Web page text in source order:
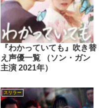
『わかっていても』吹き替
え声優一覧 （ソン・ガン
主演 2021年）
スリラー